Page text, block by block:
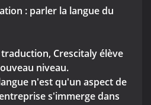
: parler la langue du
Crescitaly élève
niveau.
n'est qu'un aspect de
s'immerge dans